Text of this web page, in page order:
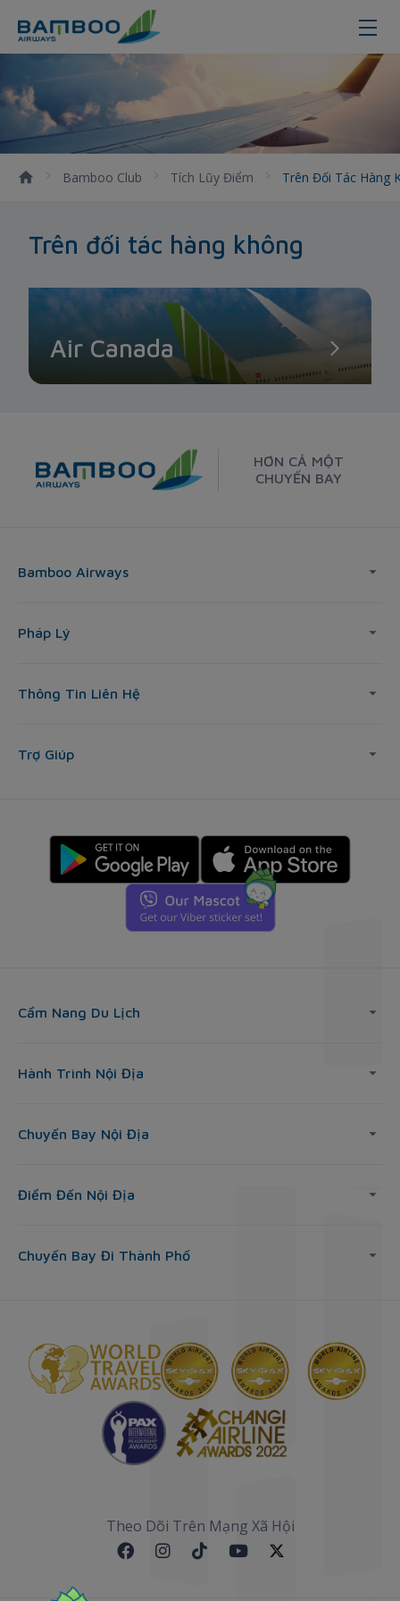
Trên Đối Tác Hàng Không
Bamboo Club Tích Lũy Điểm Trên Đối Tác Hàng
Trên đối tác hàng không
Air Canada
HƠN CẢ MỘT
CHUYẾN BAY
Bamboo Airways
Pháp Lý
Thông Tin Liên Hệ
Trợ Giúp
Cẩm Nang Du Lịch
Hành Trình Nội Địa
Chuyến Bay Nội Địa
Điểm Đến Nội Địa
Chuyến Bay Đi Thành Phố
Theo Dõi Trên Mạng Xã Hội